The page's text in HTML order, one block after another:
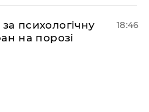
психологічну
на порозі
18:46